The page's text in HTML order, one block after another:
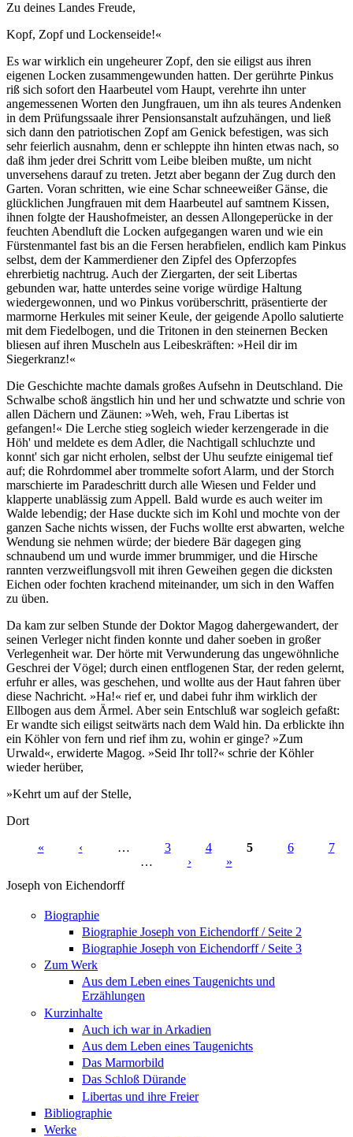
Zu deines Landes Freude,
Kopf, Zopf und Lockenseide!«
Es war wirklich ein ungeheurer Zopf, den sie eiligst aus ihren
eigenen Locken zusammengewunden hatten. Der gerührte Pinkus
riß sich sofort den Haarbeutel vom Haupt, verehrte ihn unter
angemessenen Worten den Jungfrauen, um ihn als teures Andenken
in dem Prüfungssaale ihrer Pensionsanstalt aufzuhängen, und ließ
sich dann den patriotischen Zopf am Genick befestigen, was sich
sehr feierlich ausnahm, denn er schleppte ihn hinten etwas nach, so
daß ihm jeder drei Schritt vom Leibe bleiben mußte, um nicht
unversehens darauf zu treten. Jetzt aber begann der Zug durch den
Garten. Voran schritten, wie eine Schar schneeweißer Gänse, die
glücklichen Jungfrauen mit dem Haarbeutel auf samtnem Kissen,
ihnen folgte der Haushofmeister, an dessen Allongeperücke in der
feuchten Abendluft die Locken aufgegangen waren und wie ein
Fürstenmantel fast bis an die Fersen herabfielen, endlich kam Pinkus
selbst, dem der Kammerdiener den Zipfel des Opferzopfes
ehrerbietig nachtrug. Auch der Ziergarten, der seit Libertas
gebunden war, hatte unterdes seine vorige würdige Haltung
wiedergewonnen, und wo Pinkus vorüberschritt, präsentierte der
marmorne Herkules mit seiner Keule, der geigende Apollo salutierte
mit dem Fiedelbogen, und die Tritonen in den steinernen Becken
bliesen auf ihren Muscheln aus Leibeskräften: »Heil dir im
Siegerkranz!«
Die Geschichte machte damals großes Aufsehn in Deutschland. Die
Schwalbe schoß ängstlich hin und her und schwatzte und schrie von
allen Dächern und Zäunen: »Weh, weh, Frau Libertas ist
gefangen!« Die Lerche stieg sogleich wieder kerzengerade in die
Höh' und meldete es dem Adler, die Nachtigall schluchzte und
konnt' sich gar nicht erholen, selbst der Uhu seufzte einigemal tief
auf; die Rohrdommel aber trommelte sofort Alarm, und der Storch
marschierte im Paradeschritt durch alle Wiesen und Felder und
klapperte unablässig zum Appell. Bald wurde es auch weiter im
Walde lebendig; der Hase duckte sich im Kohl und mochte von der
ganzen Sache nichts wissen, der Fuchs wollte erst abwarten, welche
Wendung sie nehmen würde; der biedere Bär dagegen ging
schnaubend um und wurde immer brummiger, und die Hirsche
rannten verzweiflungsvoll mit ihren Geweihen gegen die dicksten
Eichen oder fochten krachend miteinander, um sich in den Waffen
zu üben.
Da kam zur selben Stunde der Doktor Magog dahergewandert, der
seinen Verleger nicht finden konnte und daher soeben in großer
Verlegenheit war. Der hörte mit Verwunderung das ungewöhnliche
Geschrei der Vögel; durch einen entflogenen Star, der reden gelernt,
erfuhr er alles, was geschehen, und wollte aus der Haut fahren über
diese Nachricht. »Ha!« rief er, und dabei fuhr ihm wirklich der
Ellbogen aus dem Ärmel. Aber sein Entschluß war sogleich gefaßt:
Er wandte sich eiligst seitwärts nach dem Wald hin. Da erblickte ihn
ein Köhler von fern und rief ihm zu, wohin er ginge? »Zum
Urwald«, erwiderte Magog. »Seid Ihr toll?« schrie der Köhler
wieder herüber,
»Kehrt um auf der Stelle,
Dort
« ‹ … 3 4 5 6
7
…
›
»
Joseph von Eichendorff
Biographie
Biographie Joseph von Eichendorff / Seite 2
Biographie Joseph von Eichendorff / Seite 3
Zum Werk
Aus dem Leben eines Taugenichts und
Erzählungen
Kurzinhalte
Auch ich war in Arkadien
Aus dem Leben eines Taugenichts
Das Marmorbild
Das Schloß Dürande
Libertas und ihre Freier
Bibliographie
Werke